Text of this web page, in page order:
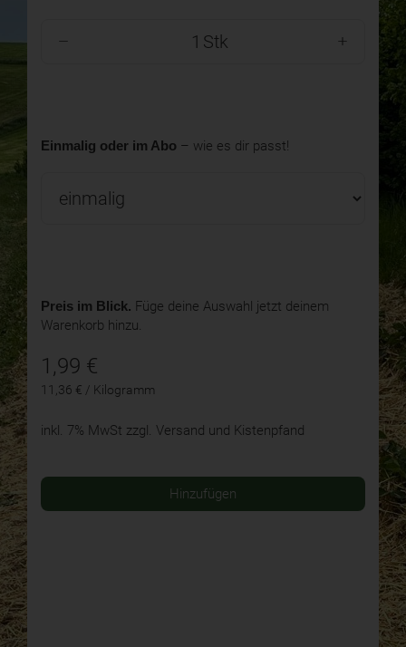
Stk
Einmalig oder im Abo – wie es dir passt!
Preis im Blick. Füge deine Auswahl jetzt deinem
Warenkorb hinzu.
1,99 €
11,36 € / Kilogramm
inkl. 7% MwSt zzgl. Versand und Kistenpfand
Hinzufügen